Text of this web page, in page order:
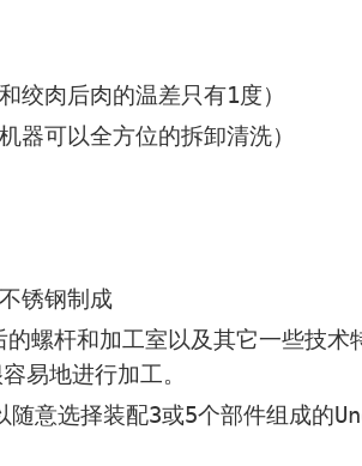
肉后肉的温差只有1度）
可以全方位的拆卸清洗）
锈钢制成
杆和加工室以及其它一些技术
易地进行加工。
随意选择装配3或5个部件组成的